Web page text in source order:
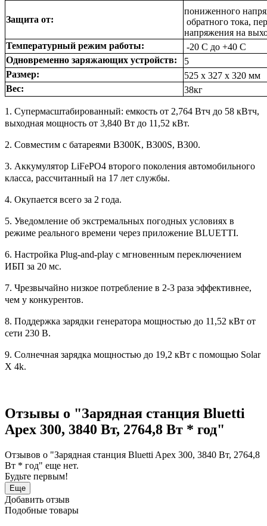
Защита от:
пониженного
обратного тока,
напряжения на
Температурный режим работы:
-20 С до +40 С
Одновременно заряжающих устройств:
5
Размер:
525 х 327 х 320 мм
Вес:
38кг
1. Супермасштабированный: емкость от 2,764 Втч до 58 кВтч,
выходная мощность от 3,840 Вт до 11,52 кВт.
2. Совместим с батареями B300K, B300S, B300.
3. Аккумулятор LiFePO4 второго поколения автомобильного
класса, рассчитанный на 17 лет службы.
4. Окупается всего за 2 года.
5. Уведомление об экстремальных погодных условиях в
режиме реального времени через приложение BLUETTI.
6. Настройка Plug-and-play с мгновенным переключением
ИБП за 20 мс.
7. Чрезвычайно низкое потребление в 2-3 раза эффективнее,
чем у конкурентов.
8. Поддержка зарядки генератора мощностью до 11,52 кВт от
сети 230 В.
9. Солнечная зарядка мощностью до 19,2 кВт с помощью Solar
X 4k.
Отзывы о "Зарядная станция Bluetti
Apex 300, 3840 Вт, 2764,8 Вт * год"
Отзывов о "Зарядная станция Bluetti Apex 300, 3840 Вт, 2764,8
Вт * год" еще нет.
Будьте первым!
Еще
Добавить отзыв
Подобные товары